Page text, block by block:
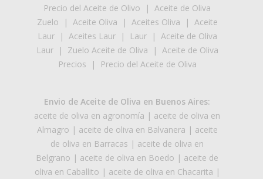
Precio del Aceite de Olivo | Aceite de Oliva
Zuelo | Aceite Oliva | Aceites Oliva | Aceite
Laur| Aceites Laur| Laur| Aceite de Oliva
Laur| Zuelo Aceite de Oliva | Aceite de Oliva
Precios | Precio del Aceite de Oliva
Envio de Aceite de Oliva en Buenos Aires:
aceite de oliva en agronomía | aceite de oliva en
Almagro | aceite de oliva en Balvanera | aceite
de oliva en Barracas | aceite de oliva en
Belgrano | aceite de oliva en Boedo | aceite de
oliva en Caballito | aceite de oliva en Chacarita |